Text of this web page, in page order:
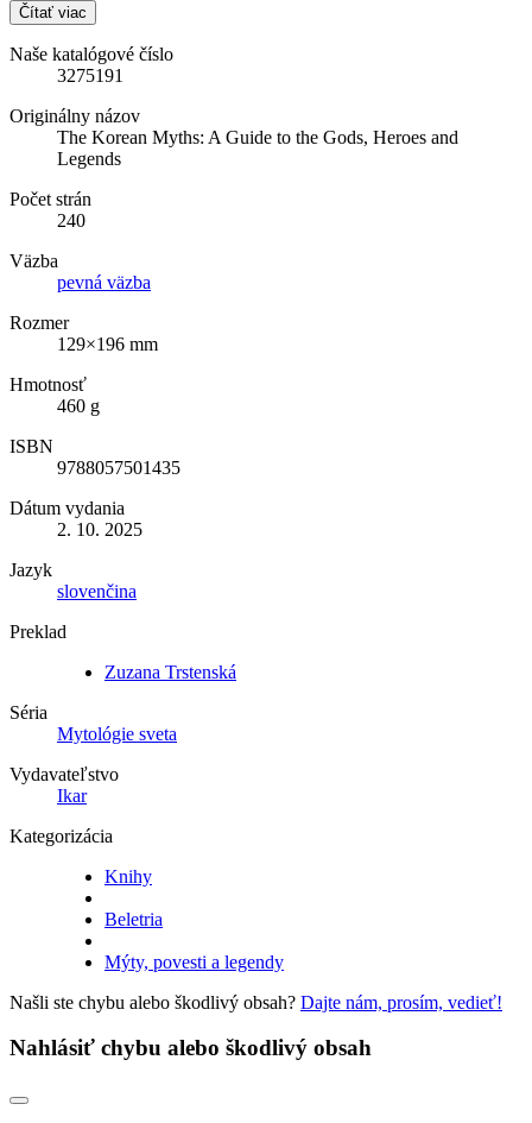
Čítať viac
Naše katalógové číslo
3275191
Originálny názov
The Korean Myths: A Guide to the Gods, Heroes and
Legends
Počet strán
240
Väzba
pevná väzba
Rozmer
129×196 mm
Hmotnosť
460 g
ISBN
9788057501435
Dátum vydania
2. 10. 2025
Jazyk
slovenčina
Preklad
Zuzana Trstenská
Séria
Mytológie sveta
Vydavateľstvo
Ikar
Kategorizácia
Knihy
Beletria
Mýty, povesti a legendy
Našli ste chybu alebo škodlivý obsah? Dajte nám, prosím, vedieť!
Nahlásiť chybu alebo škodlivý obsah